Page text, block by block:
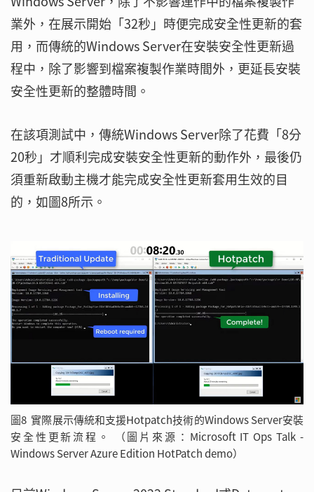
業外，在展示開始「32秒」時便完成安全性更新的套
用，而傳統的Windows Server在安裝安全性更新過
程中，除了影響到檔案複製作業時間外，更延長安裝
安全性更新的整體時間。
在該項測試中，傳統Windows Server除了花費「8分
20秒」才順利完成安裝安全性更新的動作外，最後仍
須重新啟動主機才能完成安全性更新套用生效的目
的，如圖8所示。
圖8 實際展示傳統和支援Hotpatch技術的Windows Server安裝
安全性更新流程。 （圖片來源：Microsoft IT Ops Talk -
Windows Server Azure Edition HotPatch demo）